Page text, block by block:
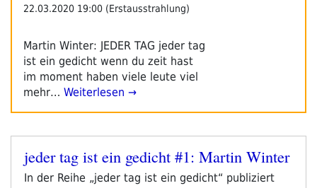
Mit“
22.03.2020 19:00 (Erstausstrahlung)
Martin Winter: JEDER TAG jeder tag
ist ein gedicht wenn du zeit hast
im moment haben viele leute viel
mehr… Weiterlesen →
Veröffentlicht
am
jeder tag ist ein gedicht #1: Martin Winter
In der Reihe „jeder tag ist ein gedicht“ publiziert